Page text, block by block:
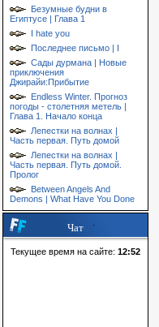
Безумные будни в
Египтусе | Глава 1
I hate you
Последнее письмо | I
Сады дурмана | Новые
приключения
Джирайи:Прибытие
Endless Winter. Прогноз
погоды - столетняя метель |
Глава 1. Начало конца
Лепестки на волнах |
Часть первая. Путь домой
Лепестки на волнах |
Часть первая. Путь домой.
Пролог
Between Angels And
Demons | What Have You Done
Чат
Текущее время на сайте: 12:52